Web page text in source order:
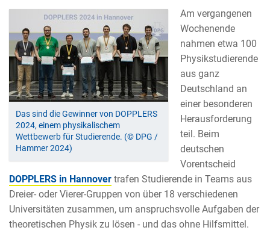
Das sind die Gewinner von DOPPLERS
2024, einem physikalischem
Wettbewerb für Studierende. (© DPG /
Hammer 2024)
Am vergangenen
Wochenende
nahmen etwa 100
Physikstudierende
aus ganz
Deutschland an
einer besonderen
Herausforderung
teil. Beim
deutschen
Vorentscheid
DOPPLERS in Hannover trafen Studierende in Teams aus
Dreier- oder Vierer-Gruppen von über 18 verschiedenen
Universitäten zusammen, um anspruchsvolle Aufgaben der
theoretischen Physik zu lösen - und das ohne Hilfsmittel.